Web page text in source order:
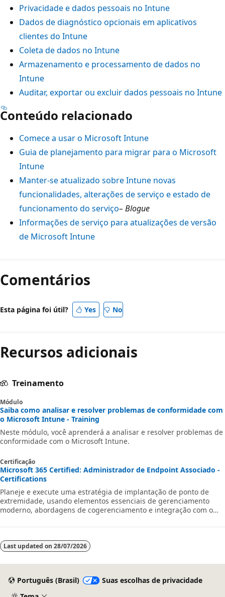
Privacidade e dados pessoais no Intune
Dados de diagnóstico opcionais em aplicativos
clientes do Intune
Coleta de dados no Intune
Armazenamento e processamento de dados no
Intune
Auditar, exportar ou excluir dados pessoais no Intune
Conteúdo relacionado
Comece a usar o Microsoft Intune
Guia de planejamento para migrar para o Microsoft
Intune
Manter-se atualizado sobre Intune novas
funcionalidades, alterações de serviço e estado de
funcionamento do serviço– Blogue
Informações de serviço para atualizações de versão
de Microsoft Intune
Comentários
Esta página foi útil? Yes No
Recursos adicionais
Treinamento
Módulo
Saiba como analisar e resolver problemas de conformidade com
o Microsoft Intune - Training
Neste módulo, você aprenderá a analisar e resolver problemas de
conformidade com o Microsoft Intune.
Certificação
Microsoft 365 Certified: Administrador de Endpoint Associado -
Certifications
Planeje e execute uma estratégia de implantação de ponto de
extremidade, usando elementos essenciais de gerenciamento
moderno, abordagens de cogerenciamento e integração com o
Last updated on 28/07/2026
Português (Brasil)
Suas escolhas de privacidade